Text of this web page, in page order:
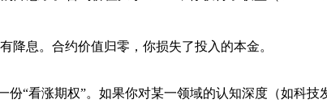
降息。合约价值归零，你损失了投入的本金。
份“看涨期权”。如果你对某一领域的认知深度（如科